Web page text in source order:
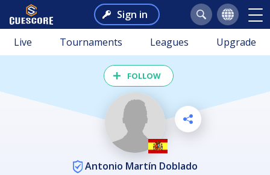
Sign in
Live Tournaments Leagues Upgrade
FOLLOW
Antonio Martín Doblado